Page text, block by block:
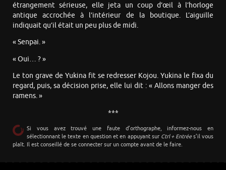
étrangement sérieuse, elle jeta un coup d’œil à l’horloge
antique accrochée à l’intérieur de la boutique. L’aiguille
indiquait qu’il était un peu plus de midi.
« Senpai. »
« Oui… ? »
Le ton grave de Yukina fit se redresser Kojou. Yukina le fixa du
regard, puis, sa décision prise, elle lui dit : « Allons manger des
ramens. »
***
Si vous avez trouvé une faute d’orthographe, informez-nous en
sélectionnant le texte en question et en appuyant sur Ctrl + Entrées’il vous
plaît. Il est conseillé de se connecter sur un compte avant de le faire.